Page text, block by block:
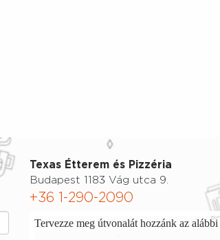
Texas Étterem és Pizzéria
Budapest 1183 Vág utca 9.
+36 1-290-2090
Tervezze meg útvonalát hozzánk az